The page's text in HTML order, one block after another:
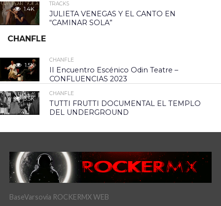
1.4K
TRACKS
JULIETA VENEGAS Y EL CANTO EN
“CAMINAR SOLA”
CHANFLE
1.5K
CHANFLE
II Encuentro Escénico Odin Teatre –
CONFLUENCIAS 2023
3.5K
CHANFLE
TUTTI FRUTTI DOCUMENTAL EL TEMPLO
DEL UNDERGROUND
BaseVarsovia ROCKERMX WEB